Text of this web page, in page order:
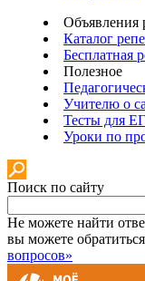
Объявления
Каталог
Бесплатная
Полезное
Учителю о
Тесты для
Уроки по
Поиск по сайту
Не можете найти
вы можете
вопросов»